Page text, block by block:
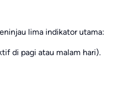
lima indikator utama:
di pagi atau malam hari).